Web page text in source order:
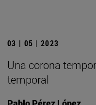
03 | 05 | 2023
Una corona
temporal